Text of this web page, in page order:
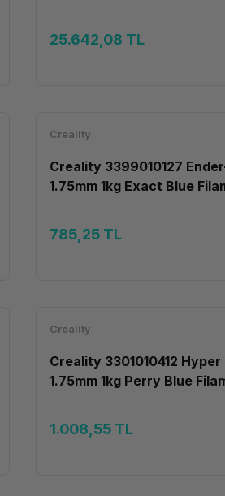
25.642,08 TL
Creality
Creality 3399010127
1.75mm 1kg Exact Blue
785,25 TL
Creality
Creality 3301010412 Hyper
1.75mm 1kg Perry Blue
1.008,55 TL